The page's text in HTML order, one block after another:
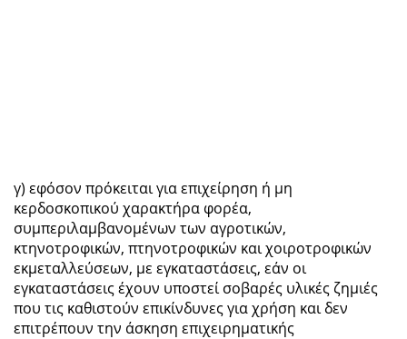
γ) εφόσον πρόκειται για επιχείρηση ή μη
κερδοσκοπικού χαρακτήρα φορέα,
συμπεριλαμβανομένων των αγροτικών,
κτηνοτροφικών, πτηνοτροφικών και χοιροτροφικών
εκμεταλλεύσεων, με εγκαταστάσεις, εάν οι
εγκαταστάσεις έχουν υποστεί σοβαρές υλικές ζημιές
που τις καθιστούν επικίνδυνες για χρήση και δεν
επιτρέπουν την άσκηση επιχειρηματικής